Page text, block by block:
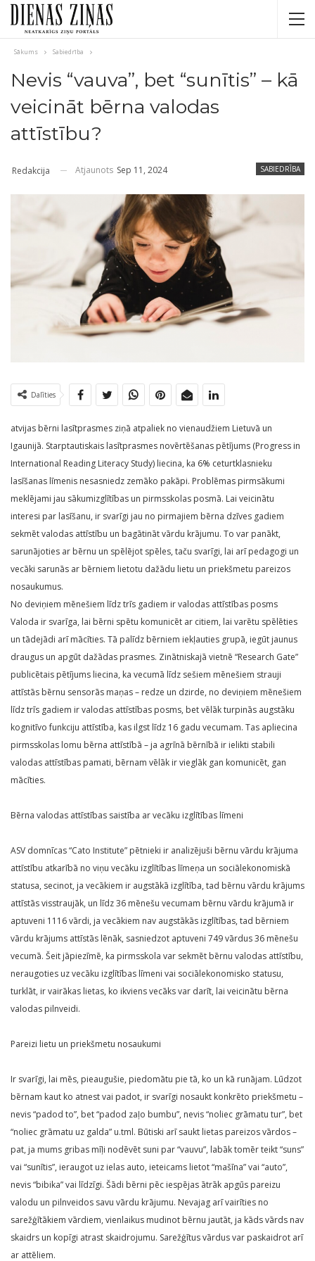
Sākums Sabiedrība
Nevis “vauva”, bet “sunītis” – kā
veicināt bērna valodas
attīstību?
SABIEDRĪBA
Redakcija Atjaunots Sep 11, 2024
Dalīties
atvijas bērni lasītprasmes ziņā atpaliek no vienaudžiem Lietuvā un
Igaunijā. Starptautiskais lasītprasmes novērtēšanas pētījums (Progress in
International Reading Literacy Study) liecina, ka 6% ceturtklasnieku
lasīšanas līmenis nesasniedz zemāko pakāpi. Problēmas pirmsākumi
meklējami jau sākumizglītības un pirmsskolas posmā. Lai veicinātu
interesi par lasīšanu, ir svarīgi jau no pirmajiem bērna dzīves gadiem
sekmēt valodas attīstību un bagātināt vārdu krājumu. To var panākt,
sarunājoties ar bērnu un spēlējot spēles, taču svarīgi, lai arī pedagogi un
vecāki sarunās ar bērniem lietotu dažādu lietu un priekšmetu pareizos
nosaukumus.
No deviņiem mēnešiem līdz trīs gadiem ir valodas attīstības posms
Valoda ir svarīga, lai bērni spētu komunicēt ar citiem, lai varētu spēlēties
un tādejādi arī mācīties. Tā palīdz bērniem iekļauties grupā, iegūt jaunus
draugus un apgūt dažādas prasmes. Zinātniskajā vietnē “Research Gate”
publicētais pētījums liecina, ka vecumā līdz sešiem mēnešiem strauji
attīstās bērnu sensorās maņas – redze un dzirde, no deviņiem mēnešiem
līdz trīs gadiem ir valodas attīstības posms, bet vēlāk turpinās augstāku
kognitīvo funkciju attīstība, kas ilgst līdz 16 gadu vecumam. Tas apliecina
pirmsskolas lomu bērna attīstībā – ja agrīnā bērnībā ir ielikti stabili
valodas attīstības pamati, bērnam vēlāk ir vieglāk gan komunicēt, gan
mācīties.
Bērna valodas attīstības saistība ar vecāku izglītības līmeni
ASV domnīcas “Cato Institute” pētnieki ir analizējuši bērnu vārdu krājuma
attīstību atkarībā no viņu vecāku izglītības līmeņa un sociālekonomiskā
statusa, secinot, ja vecākiem ir augstākā izglītība, tad bērnu vārdu krājums
attīstās visstraujāk, un līdz 36 mēnešu vecumam bērnu vārdu krājumā ir
aptuveni 1116 vārdi, ja vecākiem nav augstākās izglītības, tad bērniem
vārdu krājums attīstās lēnāk, sasniedzot aptuveni 749 vārdus 36 mēnešu
vecumā. Šeit jāpiezīmē, ka pirmsskola var sekmēt bērnu valodas attīstību,
neraugoties uz vecāku izglītības līmeni vai sociālekonomisko statusu,
turklāt, ir vairākas lietas, ko ikviens vecāks var darīt, lai veicinātu bērna
valodas pilnveidi.
Pareizi lietu un priekšmetu nosaukumi
Ir svarīgi, lai mēs, pieaugušie, piedomātu pie tā, ko un kā runājam. Lūdzot
bērnam kaut ko atnest vai padot, ir svarīgi nosaukt konkrēto priekšmetu –
nevis “padod to”, bet “padod zaļo bumbu”, nevis “noliec grāmatu tur”, bet
“noliec grāmatu uz galda” u.tml. Būtiski arī saukt lietas pareizos vārdos –
pat, ja mums gribas mīļi nodēvēt suni par “vauvu”, labāk tomēr teikt “suns”
vai “sunītis”, ieraugot uz ielas auto, ieteicams lietot “mašīna” vai “auto”,
nevis “bibika” vai līdzīgi. Šādi bērni pēc iespējas ātrāk apgūs pareizu
valodu un pilnveidos savu vārdu krājumu. Nevajag arī vairīties no
sarežģītākiem vārdiem, vienlaikus mudinot bērnu jautāt, ja kāds vārds nav
skaidrs un kopīgi atrast skaidrojumu. Sarežģītus vārdus var paskaidrot arī
ar attēliem.